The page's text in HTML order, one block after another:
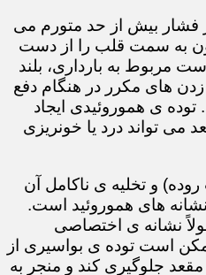
فشار بیش از حد متورم می
به سمت قلب را از دست
مربوط به بارداری، بلند
های مکرر در هنگام دفع
ی هموروئیدی ایجاد
می تواند درد یا خونریزی
و تخلیه ی ناکامل آن
های هموروئید است.
نشانه ی اختصاصی
است توده ی بواسیری از
جلوگیری کند و منجر به